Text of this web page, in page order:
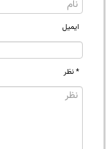
ایمیل
* نظر